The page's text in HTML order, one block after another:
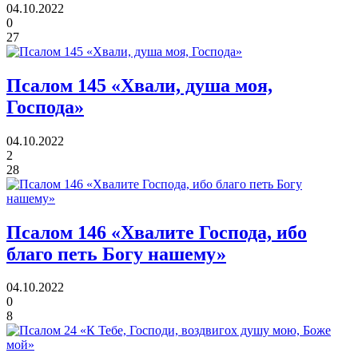
04.10.2022
0
27
Псалом 145 «Хвали, душа моя,
Господа»
04.10.2022
2
28
Псалом 146 «Хвалите Господа, ибо
благо петь Богу нашему»
04.10.2022
0
8